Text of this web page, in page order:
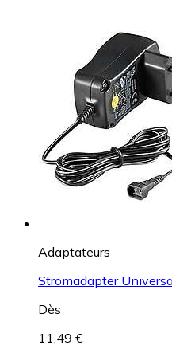
Adaptateurs
Strömadapter
Dès
11,49 €